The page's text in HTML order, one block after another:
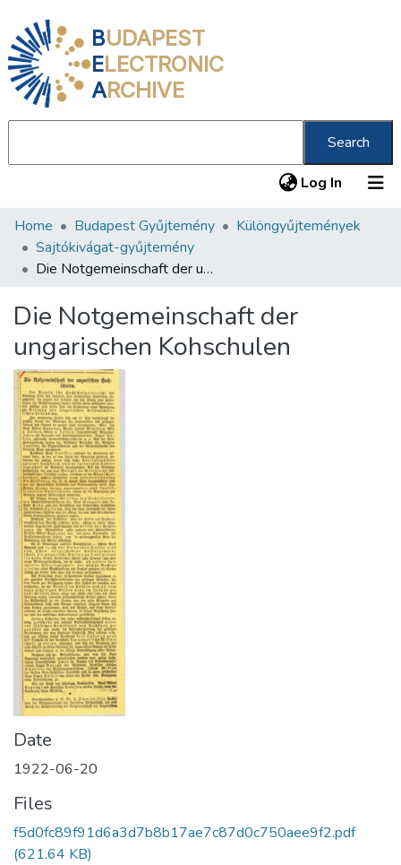
BUDAPEST
ELECTRONIC
ARCHIVE
Search
Log In (current)
Communities & Collections
All of DSpace
Home Budapest Gyűjtemény
Különgyűjtemények
Sajtókivágat-gyűjtemény
Die Notgemeinschaft der ungarischen Kohschulen
Die Notgemeinschaft der
ungarischen Kohschulen
Date
1922-06-20
Files
f5d0fc89f91d6a3d7b8b17ae7c87d0c750aee9f2.pdf
(621.64 KB)